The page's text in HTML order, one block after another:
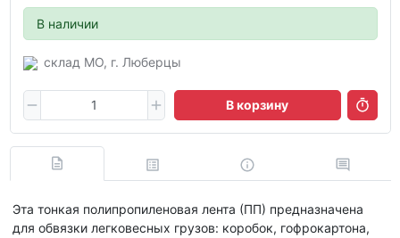
В наличии
склад МО, г. Люберцы
В корзину
Эта тонкая полипропиленовая лента (ПП) предназначена
для обвязки легковесных грузов: коробок, гофрокартона,